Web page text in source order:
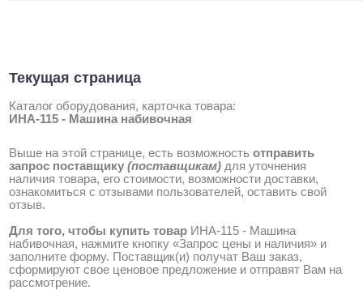
Текущая страница
Каталог оборудования, карточка товара:
ИНА-115 - Машина набивочная
Выше на этой странице, есть возможность отправить
запрос поставщику (поставщикам) для уточнения
наличия товара, его стоимости, возможности доставки,
ознакомиться с отзывами пользователей, оставить свой
отзыв.
Для того, чтобы купить товар ИНА-115 - Машина
набивочная, нажмите кнопку «Запрос цены и наличия» и
заполните форму. Поставщик(и) получат Ваш заказ,
сформируют свое ценовое предложение и отправят Вам на
рассмотрение.